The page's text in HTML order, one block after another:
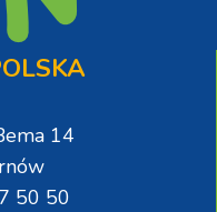
14
50 50